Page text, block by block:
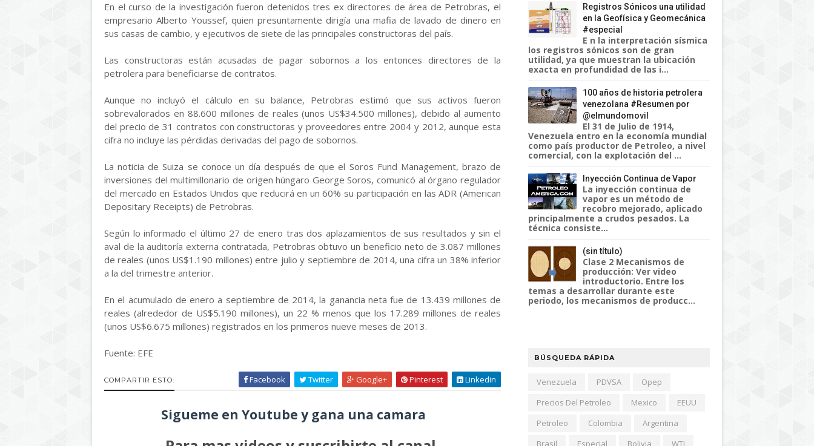
En el curso de la investigación fueron detenidos tres ex directores de área de Petrobras, el
empresario Alberto Youssef, quien presuntamente dirigía una mafia de lavado de dinero en
sus casas de cambio, y ejecutivos de siete de las principales constructoras del país.
Las constructoras están acusadas de pagar sobornos a los entonces directores de la
petrolera para beneficiarse de contratos.
Aunque no incluyó el cálculo en su balance, Petrobras estimó que sus activos fueron
sobrevalorados en 88.600 millones de reales (unos US$34.500 millones), debido al aumento
del precio de 31 contratos con constructoras y proveedores entre 2004 y 2012, aunque esta
cifra no incluye las pérdidas derivadas del pago de sobornos.
La noticia de Suiza se conoce un día después de que el Soros Fund Management, brazo de
inversiones del multimillonario de origen húngaro George Soros, comunicó al órgano regulador
del mercado en Estados Unidos que reducirá en un 60% su participación en las ADR (American
Depositary Receipts) de Petrobras.
Según lo informado el último 27 de enero tras dos aplazamientos de sus resultados y sin el
aval de la auditoría externa contratada, Petrobras obtuvo un beneficio neto de 3.087 millones
de reales (unos US$1.190 millones) entre julio y septiembre de 2014, una cifra un 38% inferior
a la del trimestre anterior.
En el acumulado de enero a septiembre de 2014, la ganancia neta fue de 13.439 millones de
reales (alrededor de US$5.190 millones), un 22 % menos que los 17.289 millones de reales
(unos US$6.675 millones) registrados en los primeros nueve meses de 2013.
Fuente: EFE
COMPARTIR ESTO: Facebook Twitter Google+ Pinterest Linkedin
Sigueme en Youtube y gana una camara
Registros Sónicos una utilidad
en la Geofísica y Geomecánica
#especial
E n la interpretación sísmica
los registros sónicos son de gran
utilidad, ya que muestran la ubicación
exacta en profundidad de las i...
100 años de historia petrolera
venezolana #Resumen por
@elmundomovil
El 31 de Julio de 1914,
Venezuela entro en la economía mundial
como país productor de Petroleo, a nivel
comercial, con la explotación del ...
Inyección Continua de Vapor
La inyección continua de
vapor es un método de
recobro mejorado, aplicado
principalmente a crudos pesados. La
técnica consiste...
(sin título)
Clase 2 Mecanismos de
producción: Ver video
introductorio. Entre los
temas a desarrollar durante este
periodo, los mecanismos de producc...
BÚSQUEDA RÁPIDA
Venezuela PDVSA
Opep
Precios Del Petroleo
Mexico
EEUU
Petroleo
Colombia
Argentina
Brasil
Especial Bolivia
WTI